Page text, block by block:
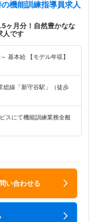
の機能訓練指導員求人
ヶ月分！自然豊かなな
人です
基本給 【モデル年収】
総線「新守谷駅」（徒歩
スにて機能訓練業務全般
い合わせる